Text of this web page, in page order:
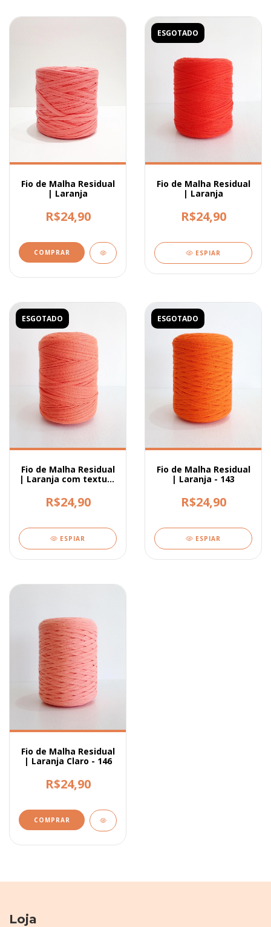
Fio de Malha Residual
| Laranja
R$24,90
ESGOTADO
Fio de Malha Residual
| Laranja
R$24,90
ESPIAR
ESGOTADO
Fio de Malha Residual
| Laranja com textura
R$24,90
ESPIAR
ESGOTADO
Fio de Malha Residual
| Laranja - 143
R$24,90
ESPIAR
Fio de Malha Residual
| Laranja Claro - 146
R$24,90
Loja